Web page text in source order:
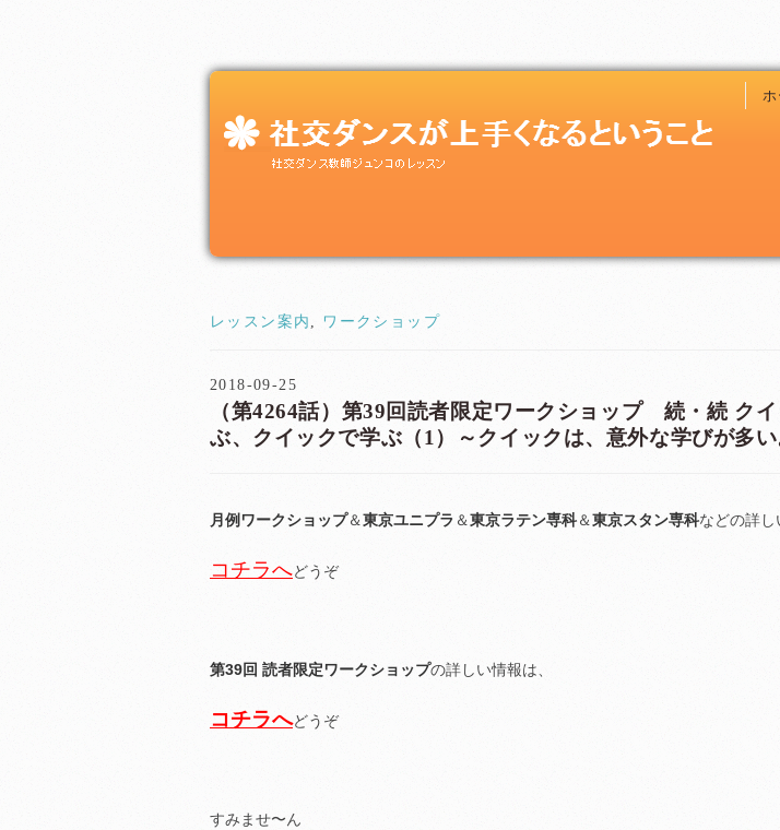
ホ
レッスン案内 , ワークショップ
2018-09-25
（第4264話）第39回読者限定ワークショップ 続・続 ク
ぶ、クイックで学ぶ（1）～クイックは、意外な学びが多
月例ワークショップ＆東京ユニプラ ＆東京ラテン専科＆東京スタン専科などの詳し
コチラへどうぞ
第39回 読者限定ワークショップの詳しい情報は、
コチラへどうぞ
すみませ〜ん